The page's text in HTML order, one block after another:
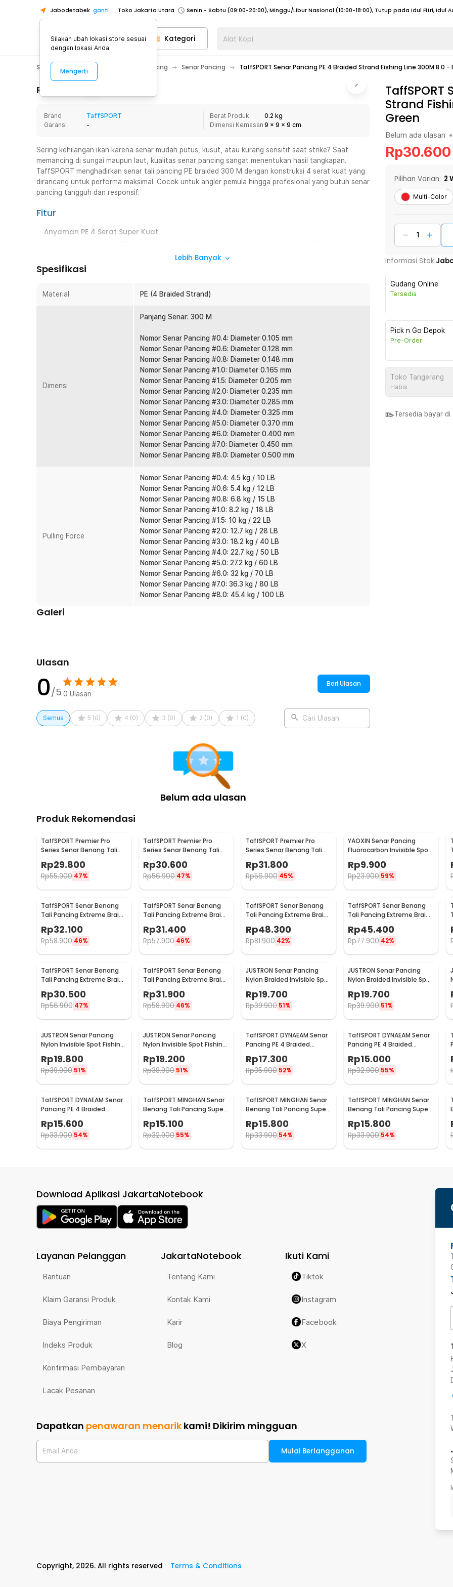
Jabodetabek ganti Toko Jakarta Utara
Toko Tangerang
Toko Cikupa
Pick n Go Jakarta Barat
Senin - Jumat (07:00 - 20:00), Sabtu - Minggu (08:00 - 20:00), Tutup pada Idul Fitri
Pick n Go Bekasi
Senin - Jumat (08:00 - 20:00), Sabtu - Minggu/ Libur Nasional (08:00 - 17:00) Selengkapnya
Senin - Jumat (08:00 - 20:00), Sabtu - Minggu/ Libur Nasional (08:00 - 17:00) Selengkapnya
Senin - Sabtu (09:00-20:00), Minggu/Libur Nasional (12:00-20:00), Tutup pada Idul Fitri
Toko Jakarta Barat
Senin - Sabtu (09:00-20:00), Minggu/Libur Nasional (12:00-20:00), Tutup pada Idul Fitri
Toko Tangerang
Toko Cikupa
Pick n Go Jakarta Barat
Senin - Jumat (07:00 - 20:00), Sabtu - Minggu (08:00 - 20:00), Tutup pada Idul Fitri
Pick n Go Bekasi
Senin - Jumat (08:00 - 20:00), Sabtu - Minggu/ Libur Nasional (08:00 - 17:00) Selengkapnya
Kategori Alat Kopi
Sport & Outdoor Olahraga Memancing Senar Pancing TaffSPORT Senar Pancing PE 4 Braided Strand Fishing Line 300M 8.0 -
Rincian Produk
Brand
TaffSPORT
Garansi
-
Berat Produk
0.2 kg
Dimensi Kemasan 9 x 9 x 9 cm
Sering kehilangan ikan karena senar mudah putus, kusut, atau kurang sensitif saat strike? Saat
memancing di sungai maupun laut, kualitas senar pancing sangat menentukan hasil tangkapan.
TaffSPORT menghadirkan senar tali pancing PE braided 300 M dengan konstruksi 4 serat kuat yang
dirancang untuk performa maksimal. Cocok untuk angler pemula hingga profesional yang butuh senar
pancing tangguh dan responsif.
Fitur
Anyaman PE 4 Serat Super Kuat
tahan tinggi saat melawan ikan agresif. Struktur ini membantu mengurangi risiko putus saat
tarikan mendadak. Cocok digunakan sebagai senar pancing harian maupun trip mancing berat.
Karakter low stretch membuat getaran kecil dari umpan atau gigitan ikan lebih cepat terasa di
casting, jigging, maupun bottom fishing.
Meski kuat, senar tetap memiliki diameter relatif tipis sehingga hambatan udara dan air lebih
rendah. Hasilnya lemparan menjadi lebih jauh dan lebih presisi. Cocok untuk area spot ikan yang
jauh dari bibir pantai atau tepi sungai.
Panjang 300 M Lebih Hemat
Dengan panjang 300 M, Anda bisa mengisi spool reel dengan optimal atau membagi penggunaan
fishing line untuk beberapa reel. Lebih ekonomis dibanding membeli gulungan pendek berulang
kali. Ideal untuk pemancing aktif.
Cocok untuk Air Tawar dan Air Laut
Material PE tahan digunakan di berbagai kondisi perairan. Cocok untuk sungai, danau, tambak,
hingga laut. Pilihan tepat untuk yang membutuhkan satu senar pancing serbaguna untuk
Tersedia dari ukuran 0.105 mm hingga 0.500 mm sesuai target ikan. Bisa dipilih untuk ikan kecil,
predator air tawar, hingga ikan laut besar. Tinggal sesuaikan dengan reel dan teknik memancing
Kelengkapan Produk
Rincian yang Anda dapatkan untuk pembelian produk ini:
1 x TaffSPORT Senar Pancing PE 4 Braided Strand Fishing Line 300M - DM3
Lebih Banyak
Spesifikasi
Material PE (4 Braided Strand)
Dimensi
Panjang Senar: 300 M
Nomor Senar Pancing #0.4: Diameter 0.105 mm
Nomor Senar Pancing #0.6: Diameter 0.128 mm
Nomor Senar Pancing #0.8: Diameter 0.148 mm
Nomor Senar Pancing #1.0: Diameter 0.165 mm
Nomor Senar Pancing #1.5: Diameter 0.205 mm
Nomor Senar Pancing #2.0: Diameter 0.235 mm
Nomor Senar Pancing #3.0: Diameter 0.285 mm
Nomor Senar Pancing #4.0: Diameter 0.325 mm
Nomor Senar Pancing #5.0: Diameter 0.370 mm
Nomor Senar Pancing #6.0: Diameter 0.400 mm
Nomor Senar Pancing #7.0: Diameter 0.450 mm
Nomor Senar Pancing #8.0: Diameter 0.500 mm
Pulling Force
Nomor Senar Pancing #0.4: 4.5 kg / 10 LB
Nomor Senar Pancing #0.6: 5.4 kg / 12 LB
Nomor Senar Pancing #0.8: 6.8 kg / 15 LB
Nomor Senar Pancing #1.0: 8.2 kg / 18 LB
Nomor Senar Pancing #1.5: 10 kg / 22 LB
Nomor Senar Pancing #2.0: 12.7 kg / 28 LB
Nomor Senar Pancing #3.0: 18.2 kg / 40 LB
Nomor Senar Pancing #4.0: 22.7 kg / 50 LB
Nomor Senar Pancing #5.0: 27.2 kg / 60 LB
Nomor Senar Pancing #6.0: 32 kg / 70 LB
Nomor Senar Pancing #7.0: 36.3 kg / 80 LB
Nomor Senar Pancing #8.0: 45.4 kg / 100 LB
Galeri
Ulasan
0/5 0 Ulasan
Beri Ulasan
Semua 5 (0) 4 (0) 3 (0) 2 (0) 1 (0) Cari Ulasan
Belum ada ulasan
TaffSPORT
Strand
Green
Belum ada ulasan •
Rp30.600
Pilihan Varian: 2
Multi-Color
Informasi Stok:
Gudang Online
Tersedia
Pick n Go Depok
Pre-Order
Toko Tangerang
Habis
Tersedia bayar
Produk Rekomendasi
TaffSPORT Premier Pro
Series Senar Benang Tali
Pancing PE Braided 300M
0.33mm
Rp29.800
Rp55.900 47%
TaffSPORT Premier Pro
Series Senar Benang Tali
Pancing PE Braided 300M
0.23mm
Rp30.600
Rp56.900 47%
TaffSPORT Premier Pro
Series Senar Benang Tali
Pancing PE Braided 300M
0.14mm
Rp31.800
Rp56.900 45%
YAOXIN Senar Pancing
Fluorocarbon Invisible Spot
OY0068
Rp9.900
Rp23.900 59%
TaffSPORT Senar Benang
Tali Pancing Extreme Braid
1.2 300M - FM-PEL
Rp32.100
Rp58.900 46%
TaffSPORT Senar Benang
Tali Pancing Extreme Braid
2.5 300M - FM-PEL
Rp31.400
Rp57.900 46%
TaffSPORT Senar Benang
Tali Pancing Extreme Braid
0.4 500M - FM-PEL
Rp48.300
Rp81.900 42%
TaffSPORT Senar Benang
Tali Pancing Extreme Braid
Rp45.400
Rp77.900 42%
TaffSPORT Senar Benang
Tali Pancing Extreme Braid
3.0 300M - FM-PEL
Rp30.500
Rp56.900 47%
TaffSPORT Senar Benang
Tali Pancing Extreme Braid
5.0 300M - FM-PEL
Rp31.900
Rp58.900 46%
JUSTRON Senar Pancing
Nylon Braided Invisible Spot
Rp19.700
Rp39.900 51%
JUSTRON Senar Pancing
Nylon Braided Invisible Spot
DPLS
Rp19.700
Rp39.900 51%
JUSTRON Senar Pancing
Nylon Invisible Spot Fishing
Line 500M 4.0 - MR-500M
Rp19.800
Rp39.900 51%
JUSTRON Senar Pancing
Nylon Invisible Spot Fishing
Rp19.200
Rp38.900 51%
TaffSPORT DYNAEAM Senar
Pancing PE 4 Braided
Strand Fishing Line 100M 0.2
- FM10
Rp17.300
Rp35.900 52%
TaffSPORT DYNAEAM Senar
Pancing PE 4 Braided
- FM10
Rp15.000
Rp32.900 55%
TaffSPORT DYNAEAM Senar
Pancing PE 4 Braided
Strand Fishing Line 100M 1.0
- FM10
Rp15.600
Rp33.900 54%
TaffSPORT MINGHAN Senar
Benang Tali Pancing Super
X4
Rp15.100
Rp32.900 55%
TaffSPORT MINGHAN Senar
Benang Tali Pancing Super
PE Braided Line 100M 0.8 -
X4
Rp15.800
Rp33.900 54%
TaffSPORT MINGHAN Senar
Benang Tali Pancing Super
PE Braided Line 100M 1.0 -
X4
Rp15.800
Rp33.900 54%
Download Aplikasi JakartaNotebook
Layanan Pelanggan
Bantuan
Klaim Garansi Produk
Biaya Pengiriman
Indeks Produk
Konfirmasi Pembayaran
Lacak Pesanan
JakartaNotebook
Tentang Kami
Kontak Kami
Karir
Blog
Ikuti Kami
Tiktok
Instagram
Facebook
X
Dapatkan penawaran menarik kami! Dikirim mingguan
Email Anda Mulai Berlangganan
Copyright, 2026. All rights reserved Terms & Conditions
Silakan ubah lokasi store sesuai
dengan lokasi Anda.
Mengerti